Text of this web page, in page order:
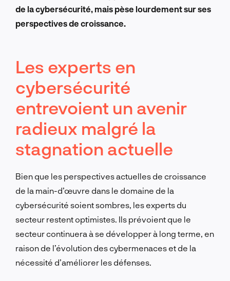
de la cybersécurité, mais pèse lourdement sur ses
perspectives de croissance.
Les experts en
cybersécurité
entrevoient un avenir
radieux malgré la
stagnation actuelle
Bien que les perspectives actuelles de croissance
de la main-d’œuvre dans le domaine de la
cybersécurité soient sombres, les experts du
secteur restent optimistes. Ils prévoient que le
secteur continuera à se développer à long terme, en
raison de l’évolution des cybermenaces et de la
nécessité d’améliorer les défenses.